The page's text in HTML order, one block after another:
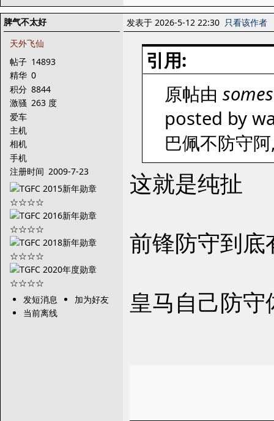
脾气不太好
天外飞仙
帖子 14893
精华 0
积分 8844
激骚 263 度
爱车
主机
相机
手机
注册时间 2009-7-23
发短消息
加为好友
当前离线
发表于 2026-5-12 22:30 只看该作者
引用:
原帖由
posted by
巴佩不防守
这就是纯扯
前锋防守到
皇马自己防